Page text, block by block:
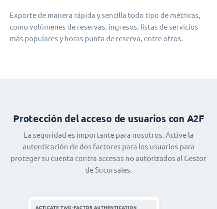
Exporte de manera rápida y sencilla todo tipo de métricas,
como volúmenes de reservas, ingresos, listas de servicios
más populares y horas punta de reserva, entre otros.
Protección del acceso de usuarios con A2F
La seguridad es importante para nosotros. Active la
autenticación de dos factores para los usuarios para
proteger su cuenta contra accesos no autorizados al Gestor
de Sucursales.